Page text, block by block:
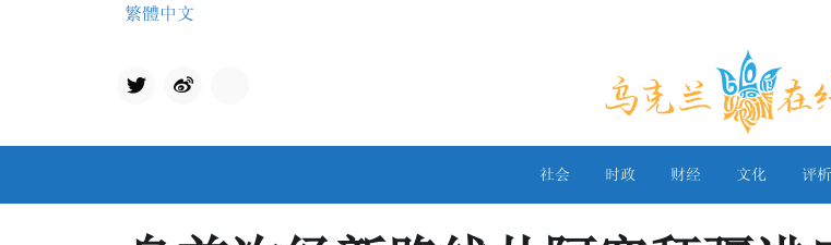
繁體中文
Twit
乌克兰在线
社会 时政 财经 文化 评析